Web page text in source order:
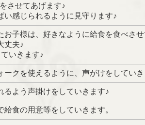
させてあげます♪
い感じられるように見守ります♪
お子様は、好きなように給食を食べさ
丈夫♪
いきます♪
クを使えるように、声がけをしていき
るよう声掛けをしていきます♪
食の用意等をしていきます。